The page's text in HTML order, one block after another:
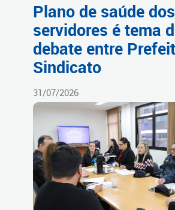
Plano de saúde dos
servidores é tema
debate entre
Sindicato
31/07/2026